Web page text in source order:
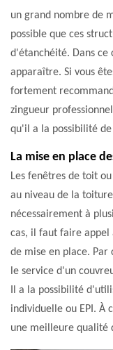
un grand nombre de
possible que ces
d'étanchéité. Dans ce
apparaître. Si vous
fortement
zingueur
qu'il a la possibilité
La mise en place
Les fenêtres de toit
au niveau de la
nécessairement à
cas, il faut faire appel
de mise en place.
le service d'un
Il a la possibilité
individuelle ou EPI. À
une meilleure qualité